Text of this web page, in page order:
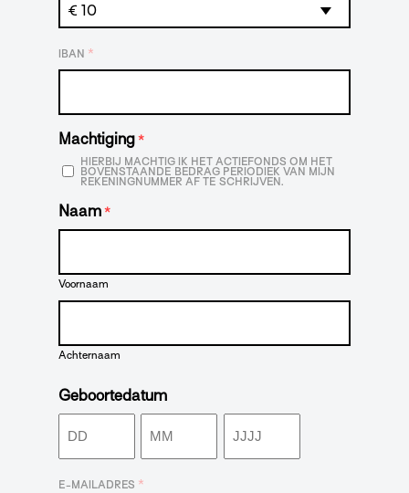
IBAN *
Machtiging *
HIERBIJ MACHTIG IK HET ACTIEFONDS OM HET
BOVENSTAANDE BEDRAG PERIODIEK VAN MIJN
REKENINGNUMMER AF TE SCHRIJVEN.
Naam *
Voornaam
Achternaam
Geboortedatum
Dag Maand Jaar
E-MAILADRES *